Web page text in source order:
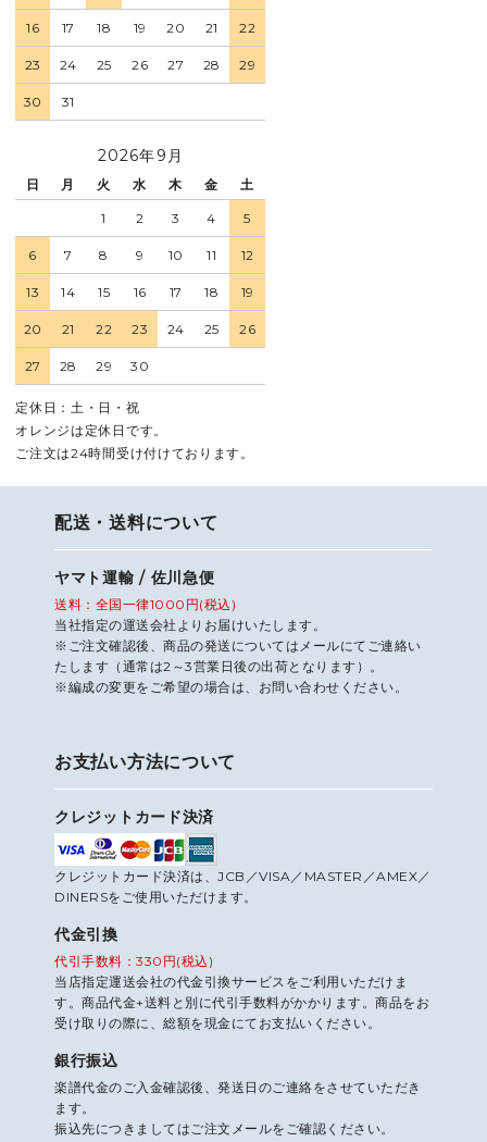
16 17 18 19 20 21 22
23 24 25 26 27 28 29
30 31
2026年9月
日 月 火 水 木 金 土
1 2 3 4 5
6 7 8 9 10 11 12
13 14 15 16 17 18 19
20 21 22 23 24 25 26
27 28 29 30
定休日：土・日・祝
オレンジは定休日です。
ご注文は24時間受け付けております。
配送・送料について
ヤマト運輸 / 佐川急便
送料：全国一律1000円(税込)
当社指定の運送会社よりお届けいたします。
※ご注文確認後、商品の発送についてはメールにてご連絡い
たします（通常は2～3営業日後の出荷となります）。
※編成の変更をご希望の場合は、お問い合わせください。
お支払い方法について
クレジットカード決済
クレジットカード決済は、JCB／VISA／MASTER／AMEX／
DINERSをご使用いただけます。
代金引換
代引手数料：330円(税込)
当店指定運送会社の代金引換サービスをご利用いただけま
す。商品代金+送料と別に代引手数料がかかります。商品をお
受け取りの際に、総額を現金にてお支払いください。
銀行振込
楽譜代金のご入金確認後、発送日のご連絡をさせていただき
ます。
振込先につきましてはご注文メールをご確認ください。